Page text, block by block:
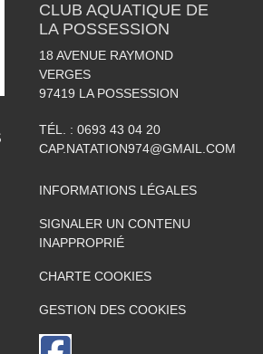
CLUB AQUATIQUE DE
LA POSSESSION
18 AVENUE RAYMOND
VERGES
97419 LA POSSESSION
TÉL. : 0693 43 04 20
CAP.NATATION974@GMAIL.COM
INFORMATIONS LÉGALES
SIGNALER UN CONTENU
INAPPROPRIÉ
CHARTE COOKIES
GESTION DES COOKIES